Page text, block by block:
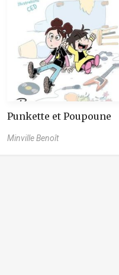
Punkette et Poupoune
Minville Benoît